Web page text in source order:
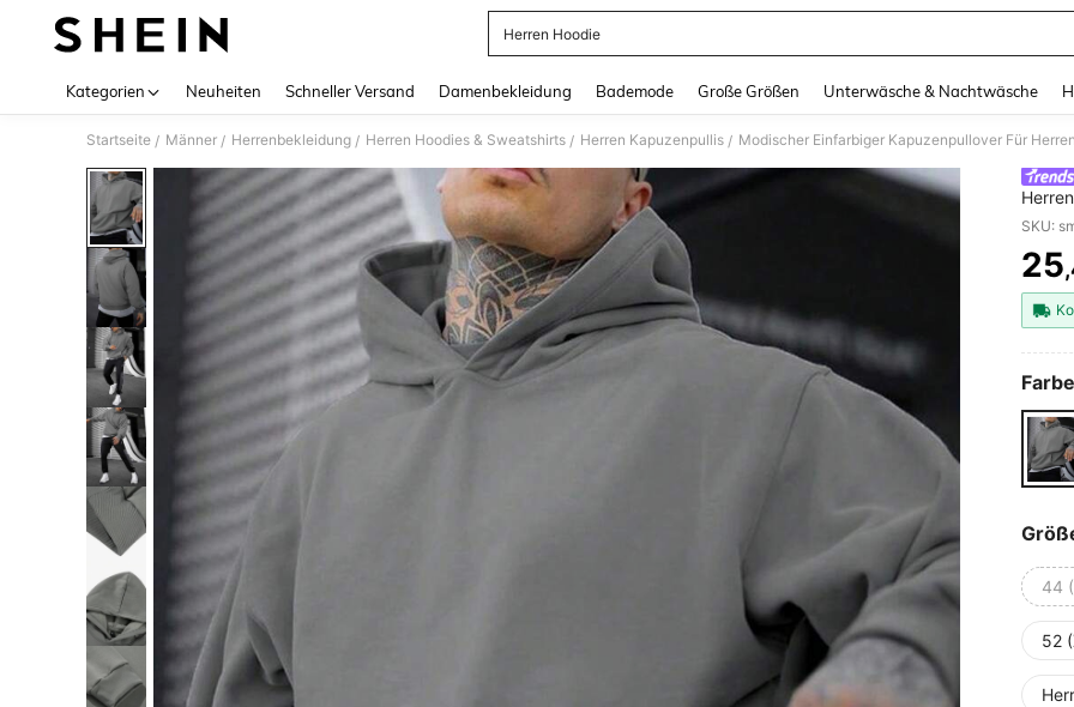
Herren Hoodie
Kategorien Neuheiten Schneller Versand Damenbekleidung Bademode Große Größen Unterwäsche & Nachtwäsche
Startseite / Männer / Herrenbekleidung / Herren Hoodies & Sweatshirts / Herren Kapuzenpullis / Modischer Einfarbiger Kapuzenpullover Für Herren
Herren
25
44
52